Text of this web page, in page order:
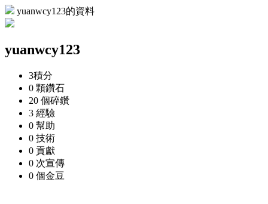
yuanwcy123的資料
yuanwcy123
3積分
0 顆鑽石
20 個碎鑽
3 經驗
0 幫助
0 技術
0 貢獻
0 次宣傳
0 個金豆